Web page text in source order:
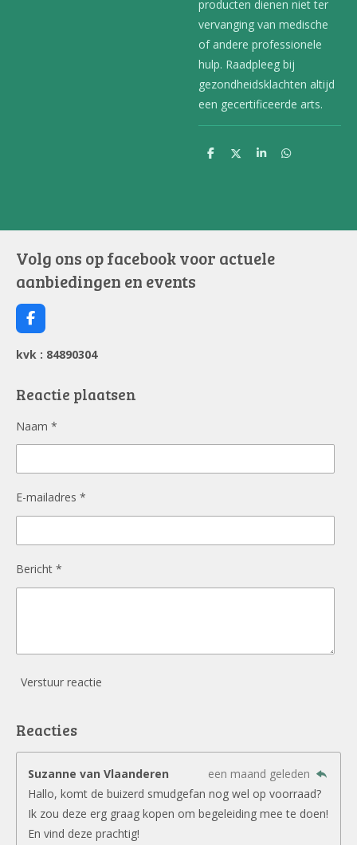
producten dienen niet ter
vervanging van medische
of andere professionele
hulp. Raadpleeg bij
gezondheidsklachten altijd
een gecertificeerde arts.
D
D
S
D
Volg ons op facebook voor actuele
aanbiedingen en events
F
a
c
e
o
kvk : 84890304
Reactie plaatsen
Naam *
E-mailadres *
Bericht *
Verstuur reactie
Reacties
Suzanne van Vlaanderen
een maand geleden
Hallo, komt de buizerd smudgefan nog wel op voorraad?
Ik zou deze erg graag kopen om begeleiding mee te doen!
En vind deze prachtig!